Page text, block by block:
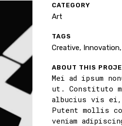
CATEGORY
Art
TAGS
Creative,
ABOUT THIS
Mei ad ipsum
ut. Constituto
albucius vis ei,
Putent mollis
veniam